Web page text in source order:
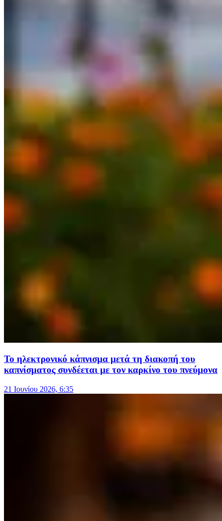
Το ηλεκτρονικό κάπνισμα μετά τη διακοπή του
καπνίσματος συνδέεται με τον καρκίνο του πνεύμονα
21 Ιουνίου 2026, 6:35